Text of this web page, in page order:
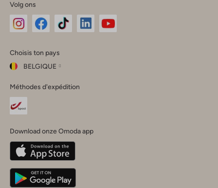
Volg ons
Instagram
Facebook
TikTok
Choisis ton pays
BELGIQUE
ton
pays
Fermer
Belgique(Français)
Deutschland
Méthodes d'expédition
Download onze Omoda app